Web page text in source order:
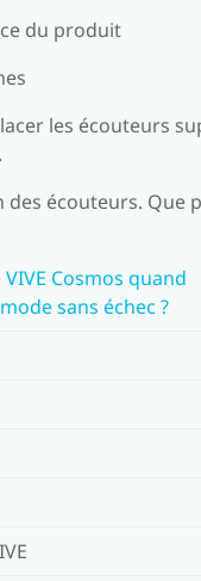
du produit
les écouteurs
des écouteurs. Que
Cosmos quand
sans échec ?